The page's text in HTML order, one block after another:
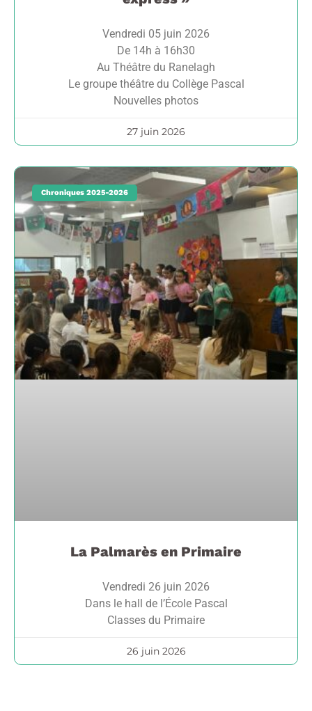
Vendredi 05 juin 2026
De 14h à 16h30
Au Théâtre du Ranelagh
Le groupe théâtre du Collège Pascal
Nouvelles photos
27 juin 2026
Chroniques 2025-2026
La Palmarès en Primaire
Vendredi 26 juin 2026
Dans le hall de l’École Pascal
Classes du Primaire
26 juin 2026